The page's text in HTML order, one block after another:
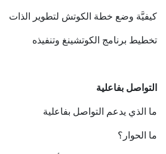
كيفيَّة وضع خطة الكوتش لتطوير الذات
تخطيط برنامج الكوتشينغ وتنفيذه
التواصل بفاعلية
ما الذي يدعم التواصل بفاعلية
ما الحوار؟